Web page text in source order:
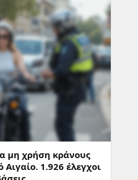
μη χρήση κράνους
Αιγαίο. 1.926 έλεγχοι